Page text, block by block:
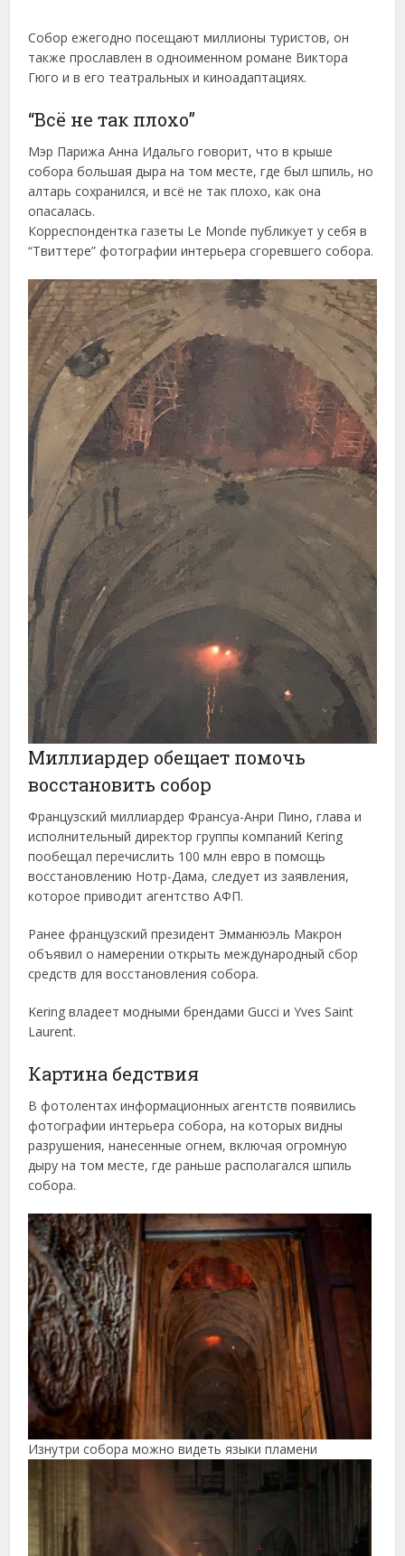
Собор ежегодно посещают миллионы туристов, он
также прославлен в одноименном романе Виктора
Гюго и в его театральных и киноадаптациях.
“Всё не так плохо”
Мэр Парижа Анна Идальго говорит, что в крыше
собора большая дыра на том месте, где был шпиль, но
алтарь сохранился, и всё не так плохо, как она
опасалась.
Корреспондентка газеты Le Monde публикует у себя в
“Твиттере” фотографии интерьера сгоревшего собора.
Миллиардер обещает помочь
восстановить собор
Французский миллиардер Франсуа-Анри Пино, глава и
исполнительный директор группы компаний Kering
пообещал перечислить 100 млн евро в помощь
восстановлению Нотр-Дама, следует из заявления,
которое приводит агентство АФП.
Ранее французский президент Эмманюэль Макрон
объявил о намерении открыть международный сбор
средств для восстановления собора.
Kering владеет модными брендами Gucci и Yves Saint
Laurent.
Картина бедствия
В фотолентах информационных агентств появились
фотографии интерьера собора, на которых видны
разрушения, нанесенные огнем, включая огромную
дыру на том месте, где раньше располагался шпиль
собора.
Изнутри собора можно видеть языки пламени